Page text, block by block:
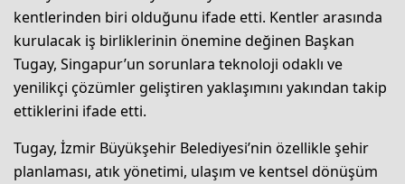
kentlerinden biri olduğunu ifade etti. Kentler arasında
kurulacak iş birliklerinin önemine değinen Başkan
Tugay, Singapur’un sorunlara teknoloji odaklı ve
yenilikçi çözümler geliştiren yaklaşımını yakından takip
ettiklerini ifade etti.
Tugay, İzmir Büyükşehir Belediyesi’nin özellikle şehir
planlaması, atık yönetimi, ulaşım ve kentsel dönüşüm